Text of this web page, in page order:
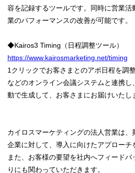
容を記録するツールです。同時に営業
業のパフォーマンスの改善が可能です。
◆Kairos3 Timing（日程調整ツール）
https://www.kairosmarketing.net/timing
1クリックでお客さまとのアポ日程を調
などのオンライン会議システムと連携し
動で生成して、お客さまにお届けいたし
カイロスマーケティングの法人営業は、
企業に対して、導入に向けたアプローチ
また、お客様の要望を社内へフィードバ
りにも関わっていただきます。